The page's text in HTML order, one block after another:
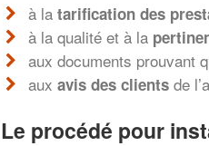
à la tarification des
à la qualité et à la
aux documents prouvant
aux avis des clients de
Le procédé pour